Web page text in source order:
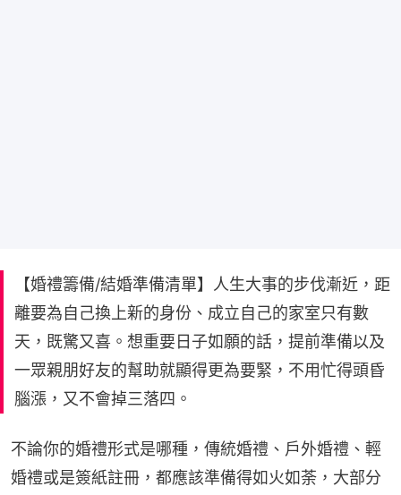
【婚禮籌備/結婚準備清單】人生大事的步伐漸近，距
離要為自己換上新的身份、成立自己的家室只有數
天，既驚又喜。想重要日子如願的話，提前準備以及
一眾親朋好友的幫助就顯得更為要緊，不用忙得頭昏
腦漲，又不會掉三落四。
不論你的婚禮形式是哪種，傳統婚禮、戶外婚禮、輕
婚禮或是簽紙註冊，都應該準備得如火如荼，大部分